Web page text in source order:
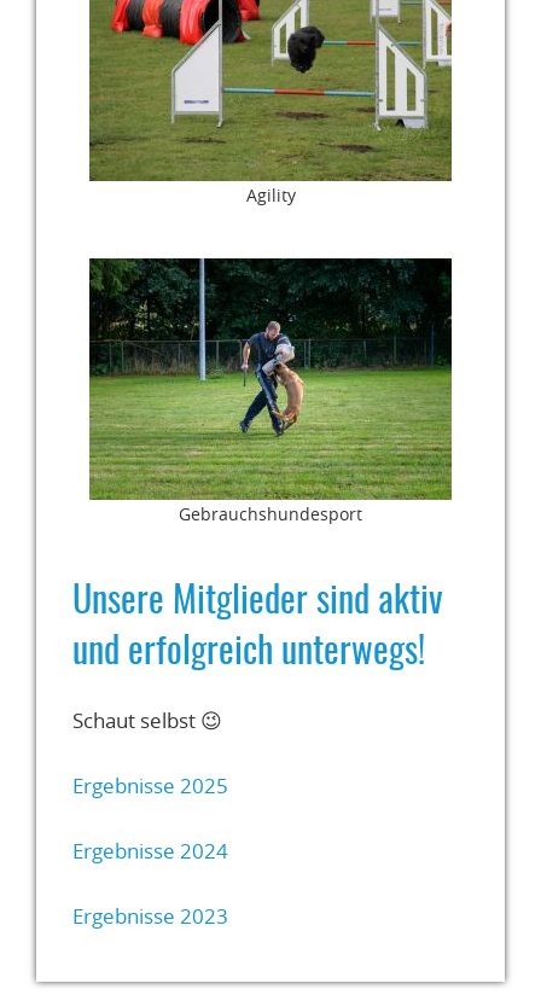
Agility
Gebrauchshundesport
Unsere Mitglieder sind aktiv
und erfolgreich unterwegs!
Schaut selbst 😉
Ergebnisse 2025
Ergebnisse 2024
Ergebnisse 2023